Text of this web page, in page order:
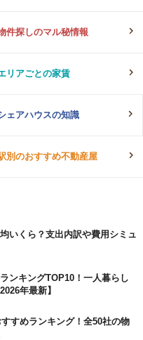
件探しのマル秘情報
リアごとの家賃
ェアハウスの知識
別のおすすめ不動産屋
いくら？支出内訳や費用シミュ
ンキングTOP10！一人暮らし
年最新】
すすめランキング！全50社の物